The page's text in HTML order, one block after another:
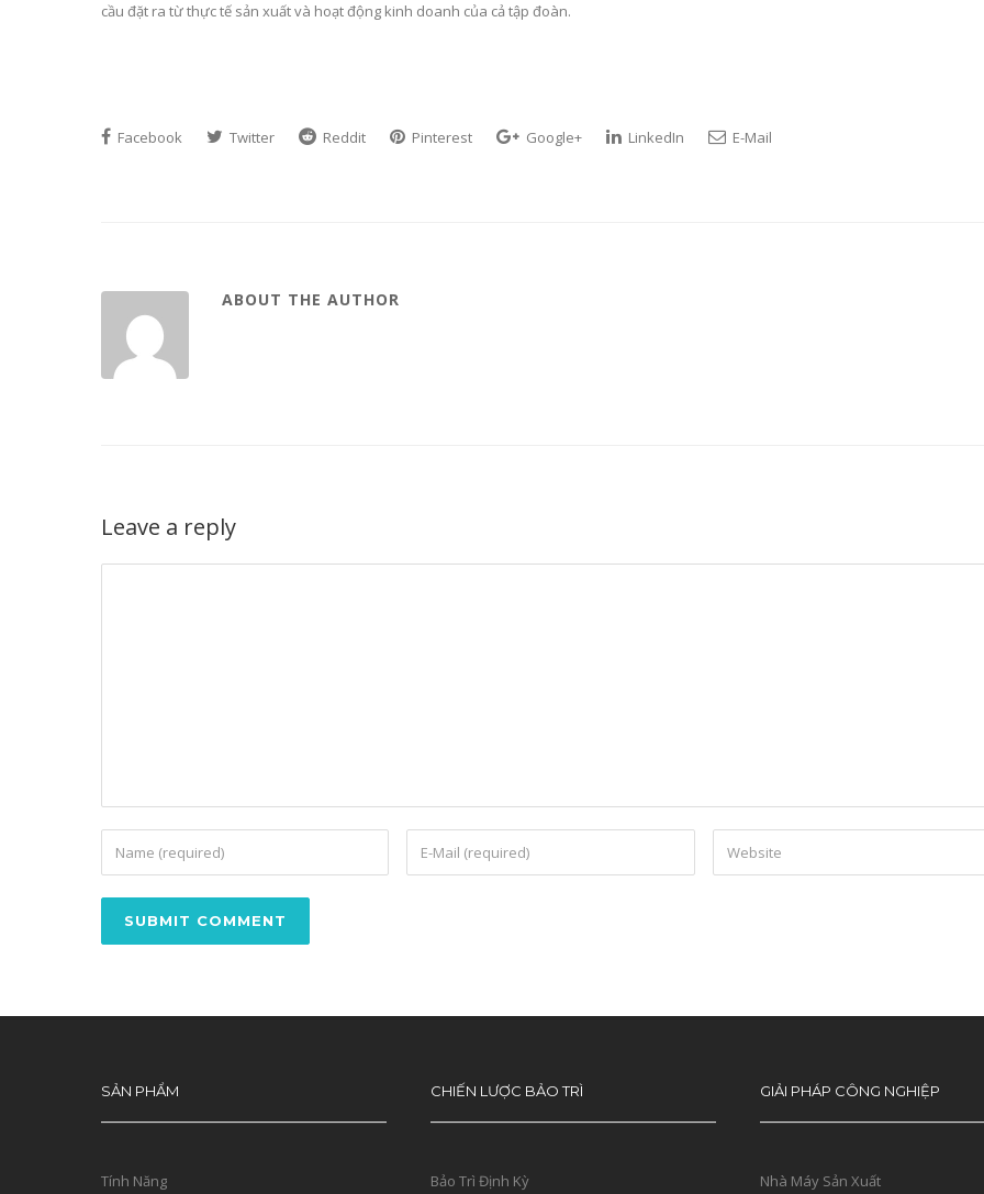
cầu đặt ra từ thực tế sản xuất và hoạt động kinh doanh của cả tập đoàn.
Facebook Twitter Reddit Pinterest Google+ LinkedIn E-Mail
ABOUT THE AUTHOR
Leave a reply
SẢN PHẨM
Tính Năng
CHIẾN LƯỢC BẢO TRÌ
Bảo Trì Định Kỳ
GIẢI PHÁP CÔNG NGHIỆP
Nhà Máy Sản Xuất